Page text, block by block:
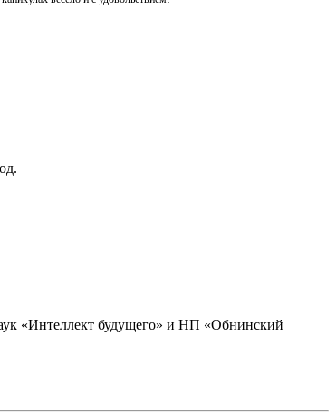
«Интеллект будущего» и НП «Обнинский